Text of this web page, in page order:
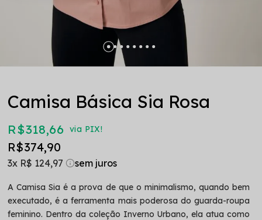
Camisa Básica Sia Rosa
R$ 318,66 via PIX!
R$ 374,90
3x R$ 124,97
A Camisa Sia é a prova de que o minimalismo, quando bem
executado, é a ferramenta mais poderosa do guarda-roupa
feminino. Dentro da coleção Inverno Urbano, ela atua como